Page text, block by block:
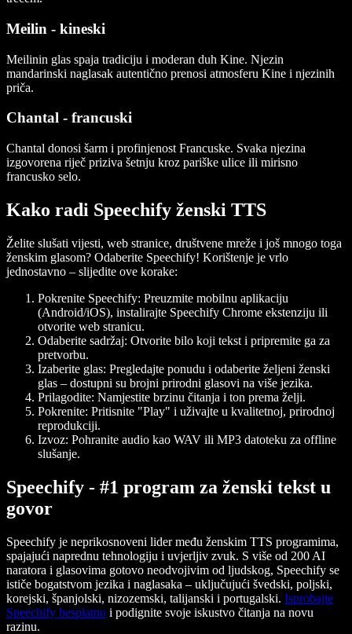
Meilin - kineski
Meilinin glas spaja tradiciju i moderan duh Kine. Njezin
mandarinski naglasak autentično prenosi atmosferu Kine i njezinih
priča.
Chantal - francuski
Chantal donosi šarm i profinjenost Francuske. Svaka njezina
izgovorena riječ priziva šetnju kroz pariške ulice ili mirisno
francusko selo.
Kako radi Speechify ženski TTS
Želite slušati vijesti, web stranice, društvene mreže i još mnogo toga
ženskim glasom? Odaberite Speechify! Korištenje je vrlo
jednostavno – slijedite ove korake:
Pokrenite Speechify: Preuzmite mobilnu aplikaciju
(Android/iOS), instalirajte Speechify Chrome ekstenziju ili
otvorite web stranicu.
Odaberite sadržaj: Otvorite bilo koji tekst i pripremite ga za
pretvorbu.
Izaberite glas: Pregledajte ponudu i odaberite željeni ženski
glas – dostupni su brojni prirodni glasovi na više jezika.
Prilagodite: Namjestite brzinu čitanja i ton prema želji.
Pokrenite: Pritisnite "Play" i uživajte u kvalitetnoj, prirodnoj
reprodukciji.
Izvoz: Pohranite audio kao WAV ili MP3 datoteku za offline
slušanje.
Speechify - #1 program za ženski tekst u
govor
Speechify je neprikosnoveni lider među ženskim TTS programima,
spajajući naprednu tehnologiju i uvjerljiv zvuk. S više od 200 AI
naratora i glasovima gotovo neodvojivim od ljudskog, Speechify se
ističe bogatstvom jezika i naglasaka – uključujući švedski, poljski,
korejski, španjolski, nizozemski, talijanski i portugalski. Isprobajte
Speechify besplatno i podignite svoje iskustvo čitanja na novu
razinu.